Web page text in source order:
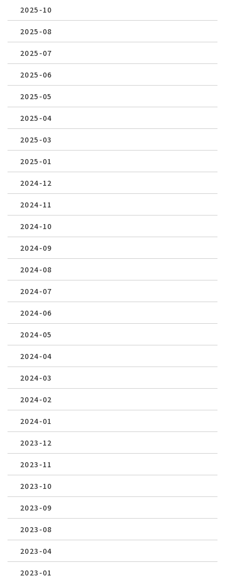
2025-10
2025-08
2025-07
2025-06
2025-05
2025-04
2025-03
2025-01
2024-12
2024-11
2024-10
2024-09
2024-08
2024-07
2024-06
2024-05
2024-04
2024-03
2024-02
2024-01
2023-12
2023-11
2023-10
2023-09
2023-08
2023-04
2023-01